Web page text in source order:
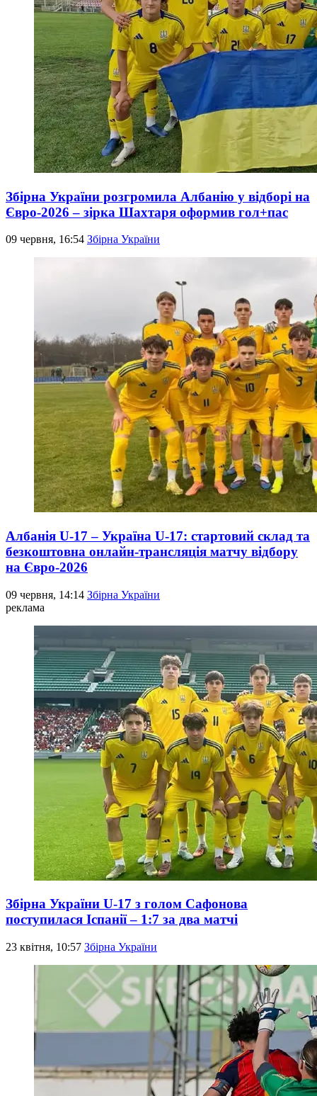
Збірна України розгромила Албанію у відборі на
Євро-2026 – зірка Шахтаря оформив гол+пас
09 червня, 16:54 Збірна України
Албанія U-17 – Україна U-17: стартовий склад та
безкоштовна онлайн-трансляція матчу відбору
на Євро-2026
09 червня, 14:14 Збірна України
реклама
Збірна України U-17 з голом Сафонова
поступилася Іспанії – 1:7 за два матчі
23 квітня, 10:57 Збірна України